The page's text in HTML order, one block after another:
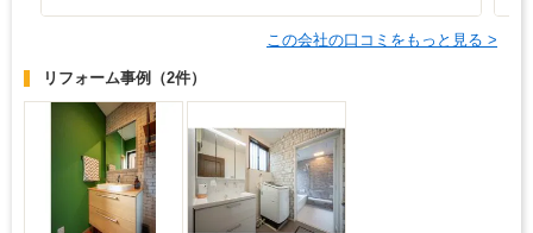
この会社の口コミをもっと見る >
リフォーム事例 （2件）